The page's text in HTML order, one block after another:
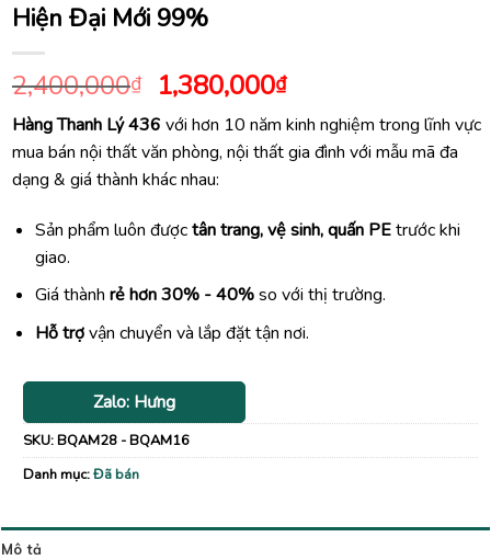
Hiện Đại Mới 99%
2,400,000₫ Giá
gốc
là:
2,400,000₫.
1,380,000₫Giá
hiện
tại
là:
Hàng Thanh Lý 436 với hơn 10 năm kinh nghiệm trong lĩnh vực
mua bán nội thất văn phòng, nội thất gia đình với mẫu mã đa
dạng & giá thành khác nhau:
Sản phẩm luôn đượctân trang, vệ sinh, quấn PEtrước khi
giao.
Giá thành rẻ hơn 30% - 40%so với thị trường.
Hỗ trợvận chuyển và lắp đặt tận nơi.
Zalo: Hưng
SKU:BQAM28 - BQAM16
Danh mục:Đã bán
Mô tả